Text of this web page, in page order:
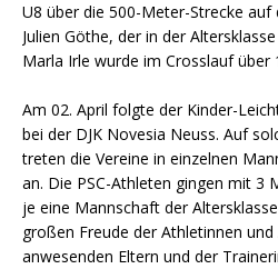
U8 über die 500-Meter-Strecke auf
Julien Göthe, der in der
Marla Irle wurde im Crosslauf
Am 02. April folgte der Kinder-
bei der DJK Novesia Neuss. Auf
treten die Vereine in einzelnen
an. Die PSC-Athleten gingen mit 3
je eine Mannschaft der
großen Freude der Athletinnen
anwesenden Eltern und der